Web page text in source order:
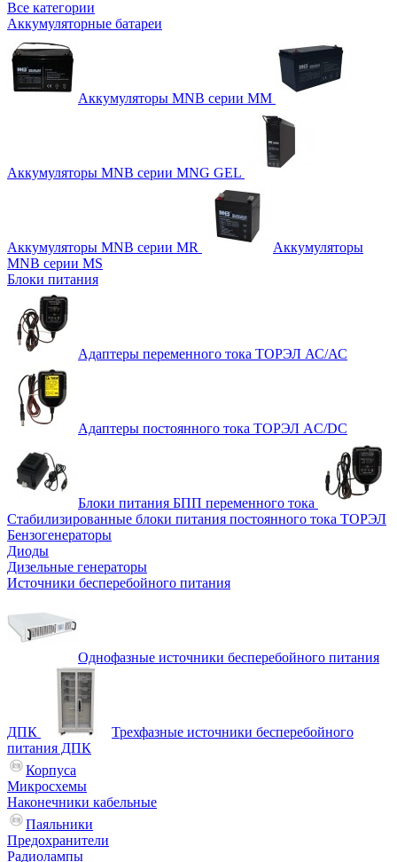
Все категории
Аккумуляторные батареи
Аккумуляторы MNB серии MM
Аккумуляторы MNB серии MNG GEL
Аккумуляторы MNB серии MR
Аккумуляторы
MNB серии MS
Блоки питания
Адаптеры переменного тока ТОРЭЛ АС/АС
Адаптеры постоянного тока ТОРЭЛ AC/DC
Блоки питания БПП переменного тока
Стабилизированные блоки питания постоянного тока ТОРЭЛ
Бензогенераторы
Диоды
Дизельные генераторы
Источники бесперебойного питания
Однофазные источники бесперебойного питания
ДПК
Трехфазные источники бесперебойного
питания ДПК
Корпуса
Микросхемы
Наконечники кабельные
Паяльники
Предохранители
Радиолампы